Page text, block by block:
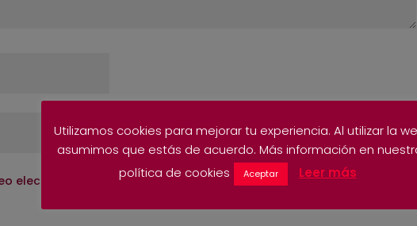
electrónico y web en este navegador para la próxima vez que
Utilizamos cookies para mejorar tu experiencia. Al utilizar la
asumimos que estás de acuerdo. Más información en
política de cookies
Aceptar Leer más